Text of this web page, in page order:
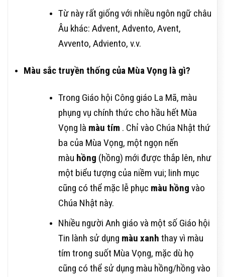
Từ này rất giống với nhiều ngôn ngữ châu
Âu khác: Advent, Advento, Avent,
Avvento, Adviento, v.v.
Màu sắc truyền thống của Mùa Vọng là gì?
Trong Giáo hội Công giáo La Mã, màu
phụng vụ chính thức cho hầu hết Mùa
Vọng là màu tím . Chỉ vào Chúa Nhật thứ
ba của Mùa Vọng, một ngọn nến
màu hồng (hồng) mới được thắp lên, như
một biểu tượng của niềm vui; linh mục
cũng có thể mặc lễ phục màu hồng vào
Chúa Nhật này.
Nhiều người Anh giáo và một số Giáo hội
Tin lành sử dụng màu xanh thay vì màu
tím trong suốt Mùa Vọng, mặc dù họ
cũng có thể sử dụng màu hồng/hồng vào